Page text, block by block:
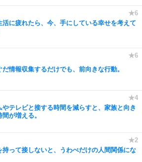
活に疲れたら、今、手にしている幸せを考えて
だ情報収集するだけでも、前向きな行動。
やテレビと接する時間を減らすと、家族と向き
が増える。
持って接しないと、うわべだけの人間関係にな